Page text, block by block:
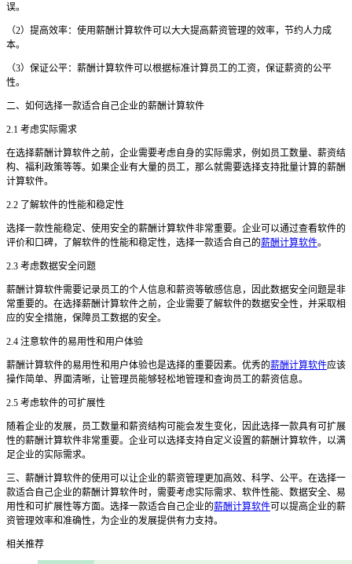
误。
（2）提高效率：使用薪酬计算软件可以大大提高薪资管理的效率，节约人力成
本。
（3）保证公平：薪酬计算软件可以根据标准计算员工的工资，保证薪资的公平
性。
二、如何选择一款适合自己企业的薪酬计算软件
2.1 考虑实际需求
在选择薪酬计算软件之前，企业需要考虑自身的实际需求，例如员工数量、薪资结
构、福利政策等等。如果企业有大量的员工，那么就需要选择支持批量计算的薪酬
计算软件。
2.2 了解软件的性能和稳定性
选择一款性能稳定、使用安全的薪酬计算软件非常重要。企业可以通过查看软件的
评价和口碑，了解软件的性能和稳定性，选择一款适合自己的薪酬计算软件。
2.3 考虑数据安全问题
薪酬计算软件需要记录员工的个人信息和薪资等敏感信息，因此数据安全问题是非
常重要的。在选择薪酬计算软件之前，企业需要了解软件的数据安全性，并采取相
应的安全措施，保障员工数据的安全。
2.4 注意软件的易用性和用户体验
薪酬计算软件的易用性和用户体验也是选择的重要因素。优秀的薪酬计算软件应该
操作简单、界面清晰，让管理员能够轻松地管理和查询员工的薪资信息。
2.5 考虑软件的可扩展性
随着企业的发展，员工数量和薪资结构可能会发生变化，因此选择一款具有可扩展
性的薪酬计算软件非常重要。企业可以选择支持自定义设置的薪酬计算软件，以满
足企业的实际需求。
三、薪酬计算软件的使用可以让企业的薪资管理更加高效、科学、公平。在选择一
款适合自己企业的薪酬计算软件时，需要考虑实际需求、软件性能、数据安全、易
用性和可扩展性等方面。选择一款适合自己企业的薪酬计算软件可以提高企业的薪
资管理效率和准确性，为企业的发展提供有力支持。
相关推荐